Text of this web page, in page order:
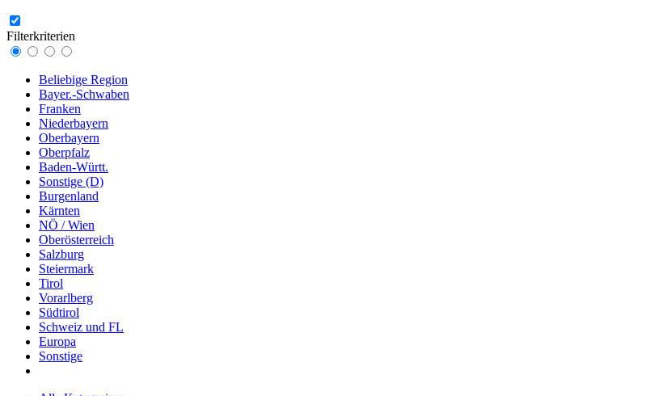
Filterkriterien
Beliebige Region
Bayer.-Schwaben
Franken
Niederbayern
Oberbayern
Oberpfalz
Baden-Württ.
Sonstige (D)
Burgenland
Kärnten
NÖ / Wien
Oberösterreich
Salzburg
Steiermark
Tirol
Vorarlberg
Südtirol
Schweiz und FL
Europa
Sonstige